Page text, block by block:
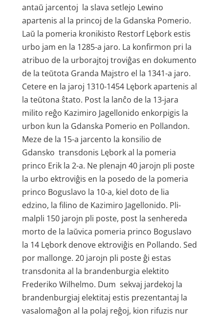
antaŭ jarcentoj la slava setlejo Lewino
apartenis al la princoj de la Gdanska Pomerio.
Laŭ la pomeria kronikisto Restorf Lębork estis
urbo jam en la 1285-a jaro. La konfirmon pri la
atribuo de la urborajtoj troviĝas en dokumento
de la teŭtota Granda Majstro el la 1341-a jaro.
Cetere en la jaroj 1310-1454 Lębork apartenis al
la teŭtona ŝtato. Post la lanĉo de la 13-jara
milito reĝo Kazimiro Jagellonido enkorpigis la
urbon kun la Gdanska Pomerio en Pollandon.
Meze de la 15-a jarcento la konsilio de
Gdansko transdonis Lębork al la pomeria
princo Erik la 2-a. Ne plenajn 40 jarojn pli poste
la urbo ektroviĝis en la posedo de la pomeria
princo Boguslavo la 10-a, kiel doto de lia
edzino, la filino de Kazimiro Jagellonido. Pli-
malpli 150 jarojn pli poste, post la senhereda
morto de la laŭvica pomeria princo Boguslavo
la 14 Lębork denove ektroviĝis en Pollando. Sed
por mallonge. 20 jarojn pli poste ĝi estas
transdonita al la brandenburgia elektito
Frederiko Wilhelmo. Dum sekvaj jardekoj la
brandenburgiaj elektitaj estis prezentantaj la
vasalomaĝon al la polaj reĝoj, kion rifuzis nur